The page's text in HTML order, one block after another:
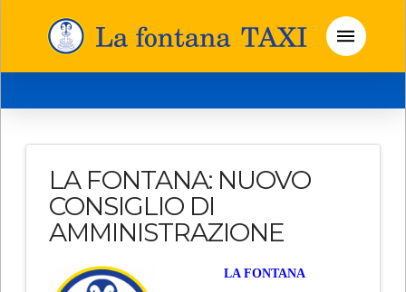
LA FONTANA: NUOVO
CONSIGLIO DI
AMMINISTRAZIONE
LA FONTANA